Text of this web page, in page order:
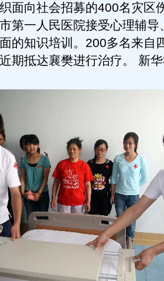
面向社会招募的400名灾区
第一人民医院接受心理辅导
的知识培训。200多名来自
期抵达襄樊进行治疗。 新